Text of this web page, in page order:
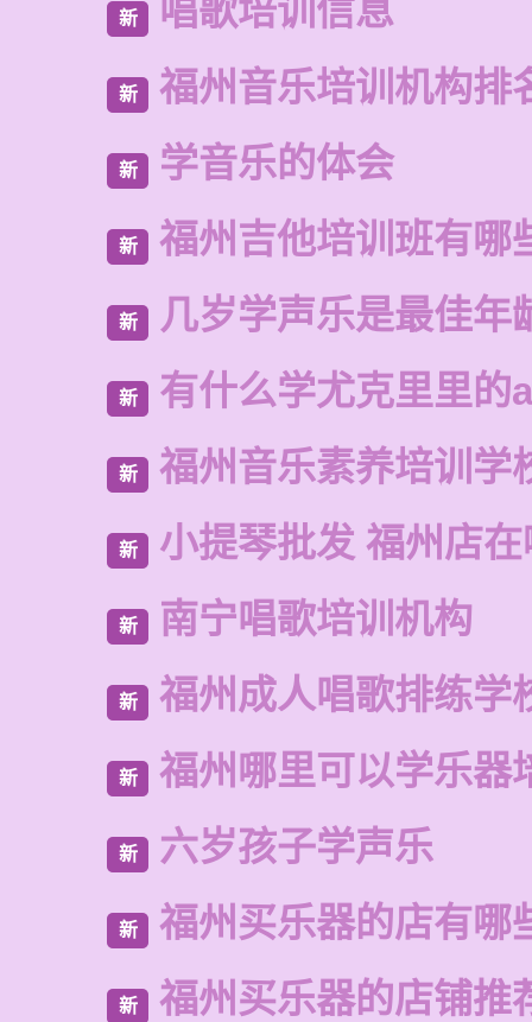
新 唱歌培训信息
新 福州音乐培训机构排
新 学音乐的体会
新 福州吉他培训班有哪
新 几岁学声乐是最佳年
新 有什么学尤克里里的
新 福州音乐素养培训学
新 小提琴批发 福州店
新 南宁唱歌培训机构
新 福州成人唱歌排练学
新 福州哪里可以学乐器
新 六岁孩子学声乐
新 福州买乐器的店有哪
新 福州买乐器的店铺推